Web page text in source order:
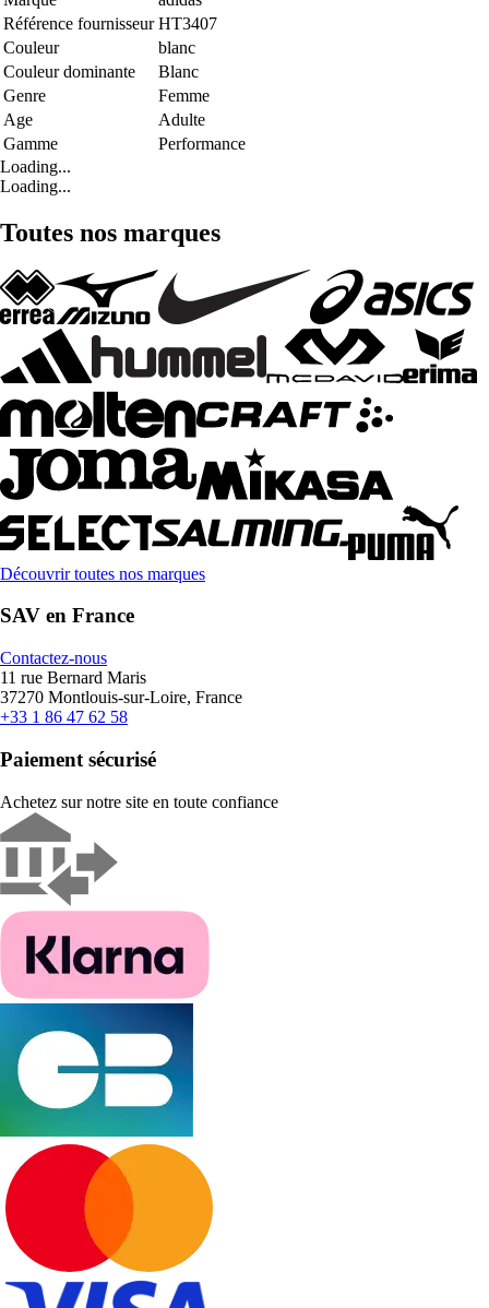
Référence fournisseur HT3407
Couleur
blanc
Couleur dominante
Blanc
Genre
Femme
Age
Adulte
Gamme
Performance
Loading...
Loading...
Toutes nos marques
Découvrir toutes nos marques
SAV en France
Contactez-nous
11 rue Bernard Maris
37270 Montlouis-sur-Loire, France
+33 1 86 47 62 58
Paiement sécurisé
Achetez sur notre site en toute confiance